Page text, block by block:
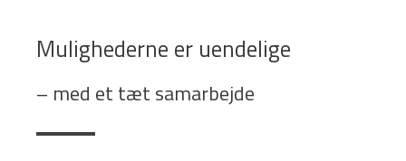
Mulighederne er uendelige
– med et tæt samarbejde